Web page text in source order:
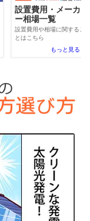
設置費用・メーカ
ー相場一覧
設置費用や相場に関するこ
とはこちら
もっと見る »